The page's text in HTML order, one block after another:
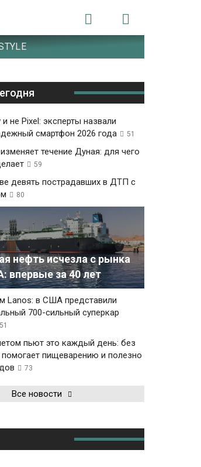
не Pixel: эксперты назвали
смартфон 2026 года
51
течение Дуная: для чего
59
девять пострадавших в ДТП с
80
нефть исчезла с рынка
впервые за 40 лет
Lanos: в США представили
700-сильный суперкар
51
пьют это каждый день: без
пищеварению и полезно
73
Все новости